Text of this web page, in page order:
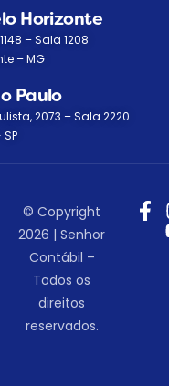
Horizonte
– Sala 1208
– MG
Paulo
2073 – Sala 2220
© Copyright
2026 | Senhor
Contábil –
Todos os
direitos
reservados.